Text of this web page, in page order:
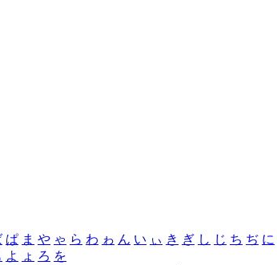
ぱ ま や ゃ ら わ ゎ ん い ぃ き ぎ し じ ち ぢ に
よ ょ ろ を